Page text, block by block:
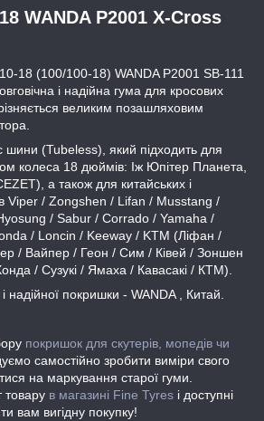
WANDA P2001 X-Cross
18 (100/100-18) WANDA P2001 SB-111
і надійна гума для кросових
великим позашляховим
шини (Tubeless), який підходить для
колеса 18 дюймів: Іж Юпітер Планета,
а також для китайських і
Viper / Zongshen / Lifan / Musstang /
/ Sabur / Corrado / Yamaha /
/ Loncin / Keeway / KTM (Ліфан /
/ Вайпер / Геон / Сим / Ківей / Зоншен
/ Сузукі / Ямаха / Кавасакі / КТМ).
і надійної покришки - WANDA , Китай.
покришок для скутерів, мопедів чи
самостійно зробити виміри свого
на маркування старої гуми.
в магазині Fine Tyres і доступні
вам вигідну покупку!